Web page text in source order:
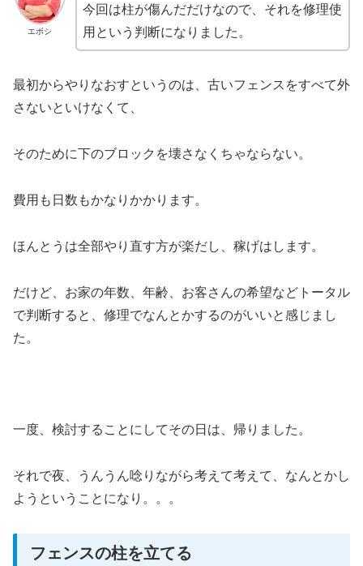
エボシ
今回は柱が傷んだだけなので、それを修理使
用という判断になりました。
最初からやりなおすというのは、古いフェンスをすべて外
さないといけなくて、
そのために下のブロックを壊さなくちゃならない。
費用も日数もかなりかかります。
ほんとうは全部やり直す方が楽だし、稼げはします。
だけど、お家の年数、年齢、お客さんの希望などトータル
で判断すると、修理でなんとかするのがいいと感じまし
た。
一度、検討することにしてその日は、帰りました。
それで夜、うんうん唸りながら考えて考えて、なんとかし
ようということになり。。。
フェンスの柱を立てる